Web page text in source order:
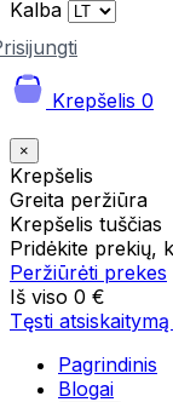
Kalba
Krepšelis 0
×
Krepšelis
Greita peržiūra
Krepšelis tuščias
Pridėkite prekių,
Peržiūrėti prekes
Iš viso 0 €
Tęsti atsiskaitymą
Pagrindinis
Blogai